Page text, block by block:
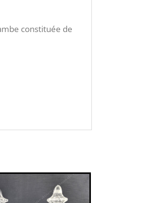
constituée de